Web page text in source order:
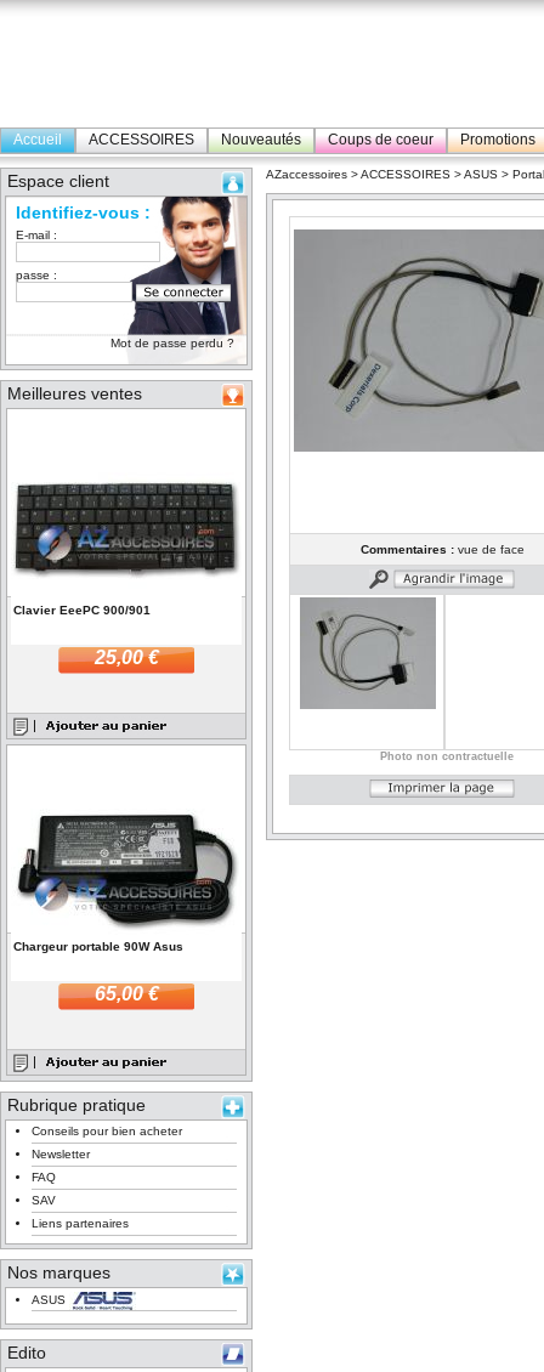
Accueil ACCESSOIRES Nouveautés Coups de coeur Promotions
Espace client
Identifiez-vous :
E-mail :
passe :
Mot de passe perdu ?
Meilleures ventes
Clavier EeePC 900/901
25,00 €
Chargeur portable 90W Asus
65,00 €
Rubrique pratique
Conseils pour bien acheter
Newsletter
FAQ
SAV
Liens partenaires
Nos marques
ASUS
Edito
AZaccessoires >ACCESSOIRES >ASUS >
Commentaires :vue de face
Photo non contractuelle